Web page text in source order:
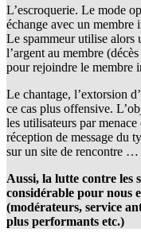
L’escroquerie. Le mode
échange avec un
Le spammeur utilise alors
l’argent au membre
pour rejoindre le membre
Le chantage, l’extorsion
ce cas plus offensive.
les utilisateurs par
réception de message du
sur un site de rencontre
Aussi, la lutte contre les
considérable pour nous
(modérateurs, service
plus performants etc.)